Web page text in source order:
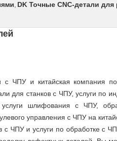
, DK Точные CNC-детали для
с ЧПУ и китайская
для станков с ЧПУ, услуги по
шлифования с ЧПУ,
управления с ЧПУ на
ЧПУ и услуги по обработке с